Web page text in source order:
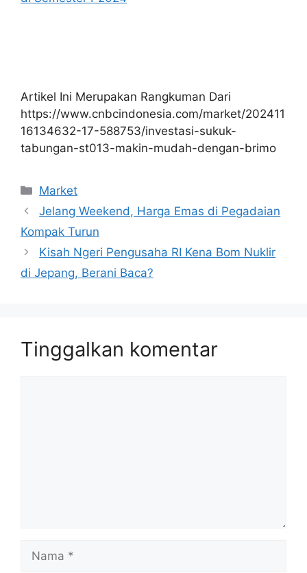
Artikel Ini Merupakan Rangkuman Dari
https://www.cnbcindonesia.com/market/202411
16134632-17-588753/investasi-sukuk-
tabungan-st013-makin-mudah-dengan-brimo
Kategori
Market
Jelang Weekend, Harga Emas di Pegadaian
Kompak Turun
Kisah Ngeri Pengusaha RI Kena Bom Nuklir
di Jepang, Berani Baca?
Tinggalkan komentar